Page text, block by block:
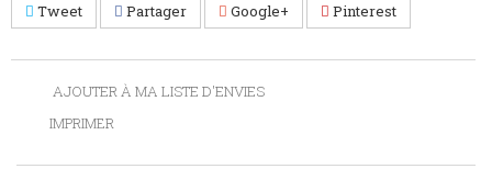
Tweet Partager Google+ Pinterest
AJOUTER À MA LISTE D'ENVIES
IMPRIMER